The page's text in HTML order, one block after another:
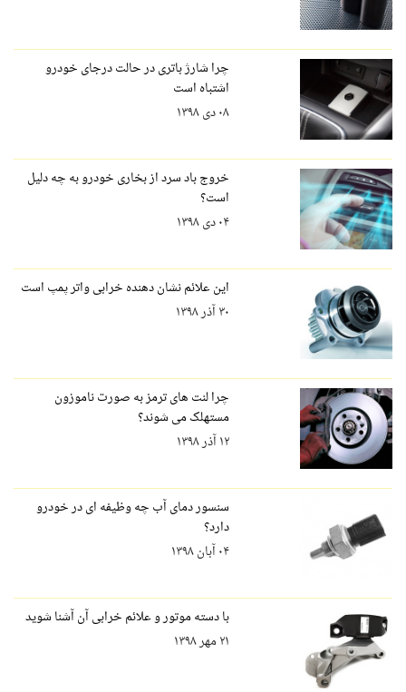
چرا شارژ باتری در حالت درجای خودرو
اشتباه است
۰۸ دی ۱۳۹۸
خروج باد سرد از بخاری خودرو به چه دلیل
است؟
۰۴ دی ۱۳۹۸
این علائم نشان دهنده خرابی واتر پمپ است
۳۰ آذر ۱۳۹۸
چرا لنت های ترمز به صورت ناموزون
مستهلک می شوند؟
۱۲ آذر ۱۳۹۸
سنسور دمای آب چه وظیفه ای در خودرو
دارد؟
۰۴ آبان ۱۳۹۸
با دسته موتور و علائم خرابی آن آشنا شوید
۲۱ مهر ۱۳۹۸